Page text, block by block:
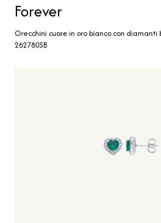
Forever
Orecchini cuore in oro bianco con diamanti
262780SB